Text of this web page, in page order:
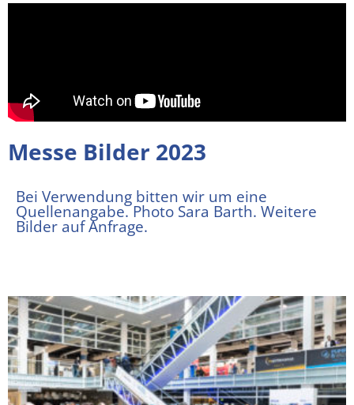
Messe Bilder 2023
Bei Verwendung bitten wir um eine
Quellenangabe. Photo Sara Barth. Weitere
Bilder auf Anfrage.